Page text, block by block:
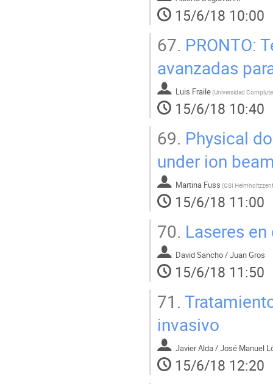
15/6/18 10:00
67. PRONTO:
avanzadas
Luis Fraile(
15/6/18 10:40
69. Physical
under ion
Martina Fuss (
15/6/18 11:00
70. Laseres
David Sancho / Juan Gros
15/6/18 11:50
71.
invasivo
Javier Alda / José Manuel
15/6/18 12:20